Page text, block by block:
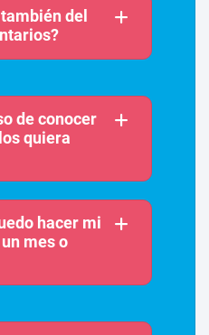
del
de conocer
quiera
hacer mi
mes o